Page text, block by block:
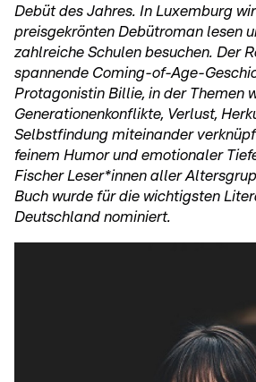
Debüt des Jahres. In Luxemburg
preisgekrönten Debütroman lesen
zahlreiche Schulen besuchen. Der
spannende Coming-of-Age-
Protagonistin Billie, in der Themen
Generationenkonflikte, Verlust,
Selbstfindung miteinander
feinem Humor und emotionaler
Fischer Leser*innen aller
Buch wurde für die wichtigsten
Deutschland nominiert.